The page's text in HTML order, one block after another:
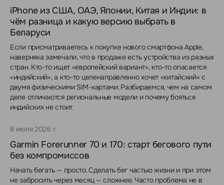
iPhone из США, ОАЭ, Японии, Китая и Индии: в
чём разница и какую версию выбрать в
Беларуси
Если присматриваетесь к покупке нового смартфона Apple,
наверняка замечали, что в продаже есть устройства из разных
стран. Кто-то ищет «европейский вариант», кто-то опасается
«индийский», а кто-то целенаправленно хочет «китайский» с
двумя физическими SIM-картами. Разбираемся, чем на самом
деле отличаются региональные модели и почему бояться
индийских не стоит.
8 июля 2026 г.
Garmin Forerunner 70 и 170: старт бегового пути
без компромиссов
Начать бегать — просто. Сделать бег частью жизни и при этом
не забросить через месяц — сложнее. Часто проблема не в